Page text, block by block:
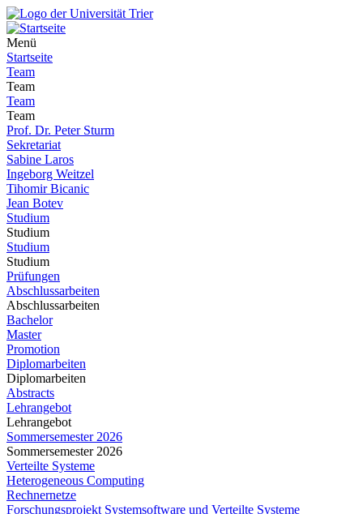
Menü
Startseite
Team
Team
Team
Team
Prof. Dr. Peter Sturm
Sekretariat
Sabine Laros
Ingeborg Weitzel
Tihomir Bicanic
Jean Botev
Studium
Studium
Studium
Studium
Prüfungen
Abschlussarbeiten
Abschlussarbeiten
Bachelor
Master
Promotion
Diplomarbeiten
Diplomarbeiten
Abstracts
Lehrangebot
Lehrangebot
Sommersemester 2026
Sommersemester 2026
Verteilte Systeme
Heterogeneous Computing
Rechnernetze
Forschungsprojekt Systemsoftware und Verteilte Systeme